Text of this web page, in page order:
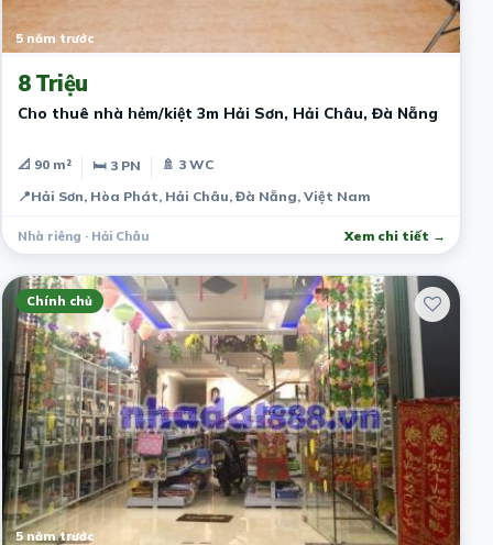
5 năm trước
8 Triệu
Cho thuê nhà hẻm/kiệt 3m Hải Sơn, Hải Châu, Đà Nẵng
📐 90 m² 🛏 3 PN
🚿 3 WC
📍Hải Sơn, Hòa Phát, Hải Châu, Đà Nẵng, Việt Nam
Nhà riêng · Hải Châu Xem chi tiết →
Chính chủ
5 năm trước